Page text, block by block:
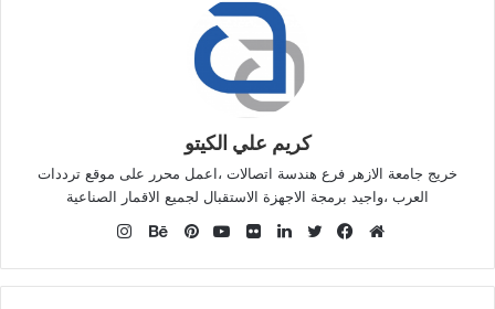
كريم علي الكيتو
خريج جامعة الازهر فرع هندسة اتصالات ،اعمل محرر على موقع ترددات
العرب ،واجيد برمجة الاجهزة الاستقبال لجميع الاقمار الصناعية
الويب
من